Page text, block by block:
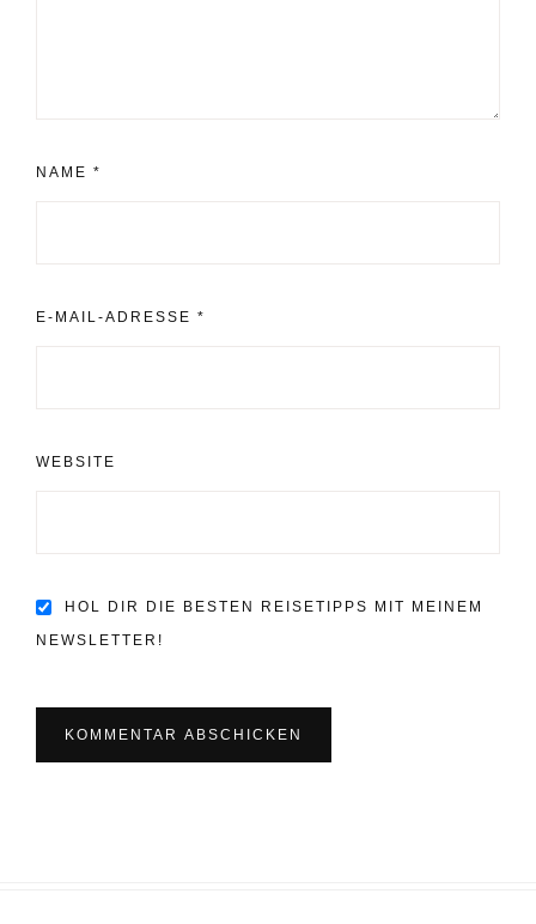
NAME *
E-MAIL-ADRESSE *
WEBSITE
HOL DIR DIE BESTEN REISETIPPS MIT MEINEM
NEWSLETTER!